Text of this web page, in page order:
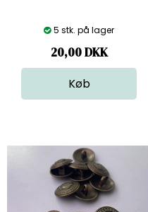
5 stk. på lager
20,00DKK